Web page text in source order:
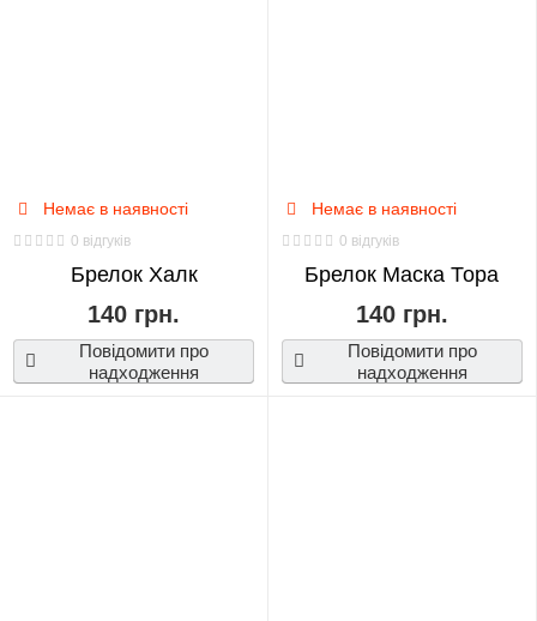
Немає в наявності
0 відгуків
Брелок Халк
140 грн.
Повідомити про
надходження
Немає в наявності
0 відгуків
Брелок Маска Тора
140 грн.
Повідомити про
надходження